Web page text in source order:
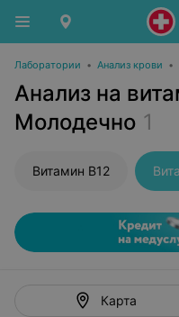
Лаборатории • Анализ крови •
Анализ на
Молодечно 1
Витамин В12
Карта